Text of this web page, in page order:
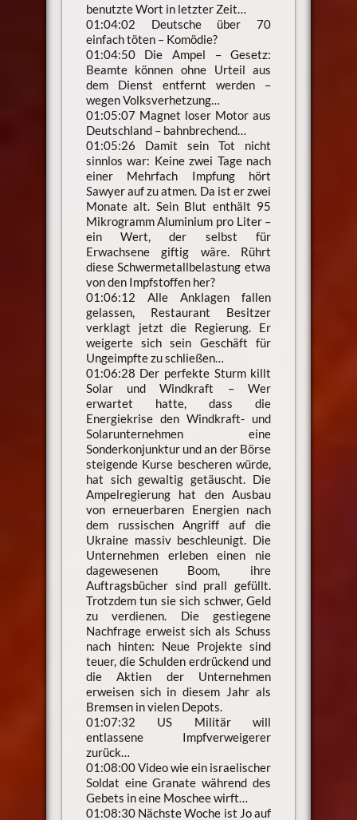
benutzte Wort in letzter Zeit…
01:04:02 Deutsche über 70
einfach töten – Komödie?
01:04:50 Die Ampel – Gesetz:
Beamte können ohne Urteil aus
dem Dienst entfernt werden –
wegen Volksverhetzung…
01:05:07 Magnet loser Motor aus
Deutschland – bahnbrechend…
01:05:26 Damit sein Tot nicht
sinnlos war: Keine zwei Tage nach
einer Mehrfach Impfung hört
Sawyer auf zu atmen. Da ist er zwei
Monate alt. Sein Blut enthält 95
Mikrogramm Aluminium pro Liter –
ein Wert, der selbst für
Erwachsene giftig wäre. Rührt
diese Schwermetallbelastung etwa
von den Impfstoffen her?
01:06:12 Alle Anklagen fallen
gelassen, Restaurant Besitzer
verklagt jetzt die Regierung. Er
weigerte sich sein Geschäft für
Ungeimpfte zu schließen…
01:06:28 Der perfekte Sturm killt
Solar und Windkraft – Wer
erwartet hatte, dass die
Energiekrise den Windkraft- und
Solarunternehmen eine
Sonderkonjunktur und an der Börse
steigende Kurse bescheren würde,
hat sich gewaltig getäuscht. Die
Ampelregierung hat den Ausbau
von erneuerbaren Energien nach
dem russischen Angriff auf die
Ukraine massiv beschleunigt. Die
Unternehmen erleben einen nie
dagewesenen Boom, ihre
Auftragsbücher sind prall gefüllt.
Trotzdem tun sie sich schwer, Geld
zu verdienen. Die gestiegene
Nachfrage erweist sich als Schuss
nach hinten: Neue Projekte sind
teuer, die Schulden erdrückend und
die Aktien der Unternehmen
erweisen sich in diesem Jahr als
Bremsen in vielen Depots.
01:07:32 US Militär will
entlassene Impfverweigerer
zurück…
01:08:00 Video wie ein israelischer
Soldat eine Granate während des
Gebets in eine Moschee wirft…
01:08:30 Nächste Woche ist Jo auf